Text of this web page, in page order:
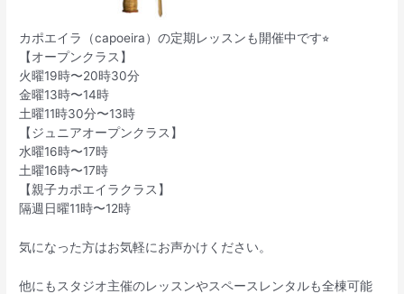
カポエイラ（capoeira）の定期レッスンも開催中です⭐︎
【オープンクラス】
火曜19時〜20時30分
金曜13時〜14時
土曜11時30分〜13時
【ジュニアオープンクラス】
水曜16時〜17時
土曜16時〜17時
【親子カポエイラクラス】
隔週日曜11時〜12時
気になった方はお気軽にお声かけください。
他にもスタジオ主催のレッスンやスペースレンタルも全棟可能